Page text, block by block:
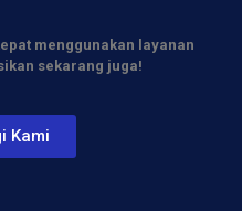
menggunakan layanan
sekarang juga!
Kami